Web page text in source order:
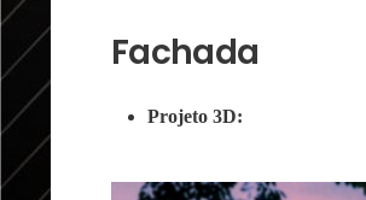
Fachada
Projeto 3D: